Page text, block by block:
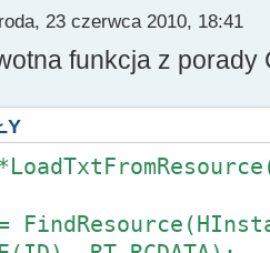
(
=
==NULL)return 0
(BYTE*)
23 czerwca 2010, 18:41
funkcja z porady